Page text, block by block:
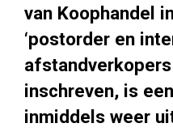
van Koophandel
‘postorder en
inschreven, is
inmiddels weer